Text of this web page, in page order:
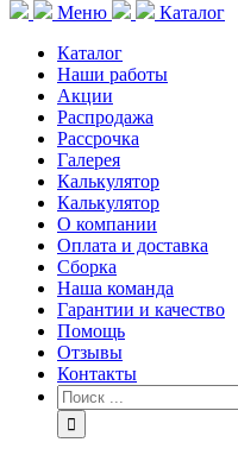
Меню
Каталог
Каталог
Наши работы
Акции
Распродажа
Рассрочка
Галерея
Калькулятор
Калькулятор
О компании
Оплата и доставка
Сборка
Наша команда
Гарантии и качество
Помощь
Отзывы
Контакты